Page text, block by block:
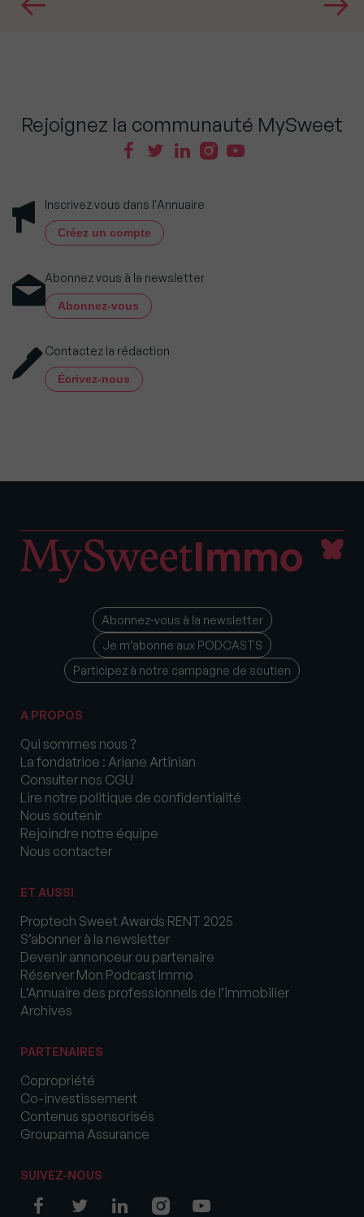
Rejoignez la communauté MySweet
Inscrivez vous dans l'Annuaire
Créez un compte
Abonnez vous à la newsletter
Abonnez-vous
Contactez la rédaction
Écrivez-nous
Abonnez-vous à la newsletter
Je m’abonne aux PODCASTS
Participez à notre campagne de soutien
A PROPOS
Qui sommes nous ?
La fondatrice : Ariane Artinian
Consulter nos CGU
Lire notre politique de confidentialité
Nous soutenir
Rejoindre notre équipe
Nous contacter
ET AUSSI
Proptech Sweet Awards RENT 2025
S’abonner à la newsletter
Devenir annonceur ou partenaire
Réserver Mon Podcast Immo
L’Annuaire des professionnels de l’immobilier
Archives
PARTENAIRES
Copropriété
Co-investissement
Contenus sponsorisés
Groupama Assurance
SUIVEZ-NOUS